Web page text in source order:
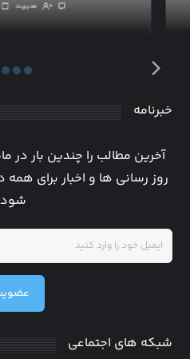
مدیریت ۰
خبرنامه
آخرین مطالب را چندین بار در
روز رسانی ها و اخبار برای
شبکه های اجتماعی